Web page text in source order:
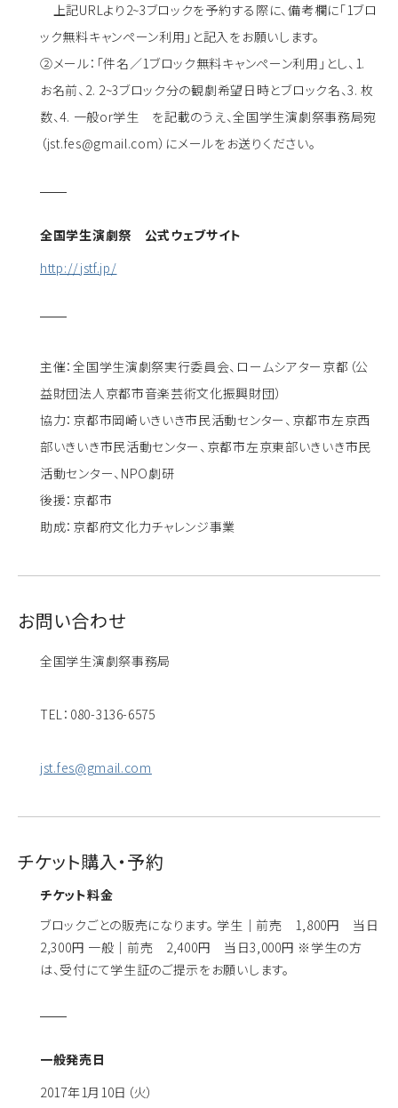
上記URLより2~3ブロックを予約する際に、備考欄に「1ブロ
ック無料キャンペーン利用」と記入をお願いします。
②メール：「件名／1ブロック無料キャンペーン利用」とし、1.
お名前、2. 2~3ブロック分の観劇希望日時とブロック名、3. 枚
数、4. 一般or学生 を記載のうえ、全国学生演劇祭事務局宛
（jst.fes@gmail.com）にメールをお送りください。
全国学生演劇祭 公式ウェブサイト
http://jstf.jp/
主催：全国学生演劇祭実行委員会、ロームシアター京都（公
益財団法人京都市音楽芸術文化振興財団）
協力：京都市岡崎いきいき市民活動センター、京都市左京西
部いきいき市民活動センター、京都市左京東部いきいき市民
活動センター、NPO劇研
後援：京都市
助成：京都府文化力チャレンジ事業
お問い合わせ
全国学生演劇祭事務局
TEL：080-3136-6575
jst.fes@gmail.com
チケット購入・予約
チケット料金
ブロックごとの販売になります。 学生｜前売 1,800円 当日
2,300円 一般｜前売 2,400円 当日3,000円 ※学生の方
は、受付にて学生証のご提示をお願いします。
一般発売日
2017年1月10日（火）